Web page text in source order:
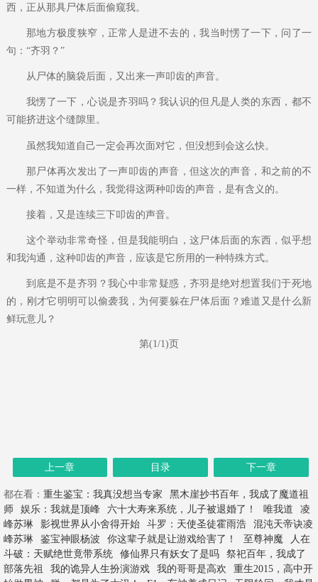
西，正从那具尸体后面偷窥我。
那地方极度狭窄，正常人是进不去的，我当时愣了一下，问了一
句：“齐羽？”
从尸体的脑袋后面，又出来一声叩齿的声音。
我愣了一下，心说是齐羽吗？我认识的但凡是人类的东西，都不
可能挤进这个缝隙里。
虽然我知道自己一定会再次面对它，但没想到会这么快。
那尸体再次发出了一声叩齿的声音，但这次的声音，和之前的不
一样，不知道为什么，我觉得这两种叩齿的声音，是有含义的。
接着，又是连续三下叩齿的声音。
这个举动非常奇怪，但是我能明白，这尸体后面的东西，似乎想
和我沟通，这种叩齿的声音，应该是它所用的一种特殊方式。
到底是不是齐羽？我心中非常疑惑，齐羽是绝对想置我们于死地
的，刚才它明明可以偷袭我，为何要躲在尸体后面？难道又是什么新
鲜玩意儿？
第(1/1)页
上一章 目录 下一章
都在看： 重生鉴宝：我真没想当专家
黑木崖抄书百年，我成了魔道祖
师
娱乐：我就是顶峰 六十大寿来系统，儿子被退婚了！ 唯我道
凌
峰苏琳
影视世界从小舍得开始 斗罗：天使圣徒霍雨浩
混沌天帝诀凌
峰苏琳
鉴宝神眼杨波 你这辈子就是让游戏给害了！ 至尊神魔
人在
斗破：天赋绝世竟带系统
修仙界只有妖女了是吗
祭祀百年，我成了
部落先祖
我的诡异人生扮演游戏 我的哥哥是高欢
重生2015，高中开